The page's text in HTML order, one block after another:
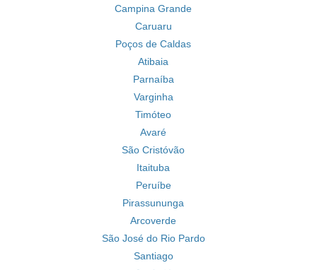
Campina Grande
Caruaru
Poços de Caldas
Atibaia
Parnaíba
Varginha
Timóteo
Avaré
São Cristóvão
Itaituba
Peruíbe
Pirassununga
Arcoverde
São José do Rio Pardo
Santiago